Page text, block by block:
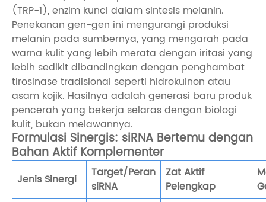
(TRP-1), enzim kunci dalam sintesis melanin.
Penekanan gen-gen ini mengurangi produksi
melanin pada sumbernya, yang mengarah pada
warna kulit yang lebih merata dengan iritasi yang
lebih sedikit dibandingkan dengan penghambat
tirosinase tradisional seperti hidrokuinon atau
asam kojik. Hasilnya adalah generasi baru produk
pencerah yang bekerja selaras dengan biologi
kulit, bukan melawannya.
Formulasi Sinergis: siRNA Bertemu dengan
Bahan Aktif Komplementer
Jenis Sinergi
Target/Peran
siRNA
Zat Aktif
Pelengkap